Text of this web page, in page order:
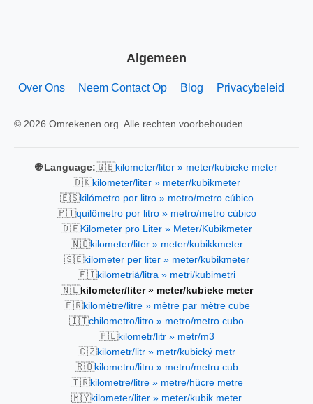
Algemeen
Over Ons Neem Contact Op Blog Privacybeleid
© 2026 Omrekenen.org. Alle rechten voorbehouden.
🌐 Language:🇬🇧kilometer/liter » meter/kubieke meter
🇩🇰kilometer/liter » meter/kubikmeter
🇪🇸kilómetro por litro » metro/metro cúbico
🇵🇹quilômetro por litro » metro/metro cúbico
🇩🇪Kilometer pro Liter » Meter/Kubikmeter
🇳🇴kilometer/liter » meter/kubikkmeter
🇸🇪kilometer per liter » meter/kubikmeter
🇫🇮kilometriä/litra » metri/kubimetri
🇳🇱kilometer/liter » meter/kubieke meter
🇫🇷kilomètre/litre » mètre par mètre cube
🇮🇹chilometro/litro » metro/metro cubo
🇵🇱kilometr/litr » metr/m3
🇨🇿kilometr/litr » metr/kubický metr
🇷🇴kilometru/litru » metru/metru cub
🇹🇷kilometre/litre » metre/hücre metre
🇲🇾kilometer/liter » meter/kubik meter